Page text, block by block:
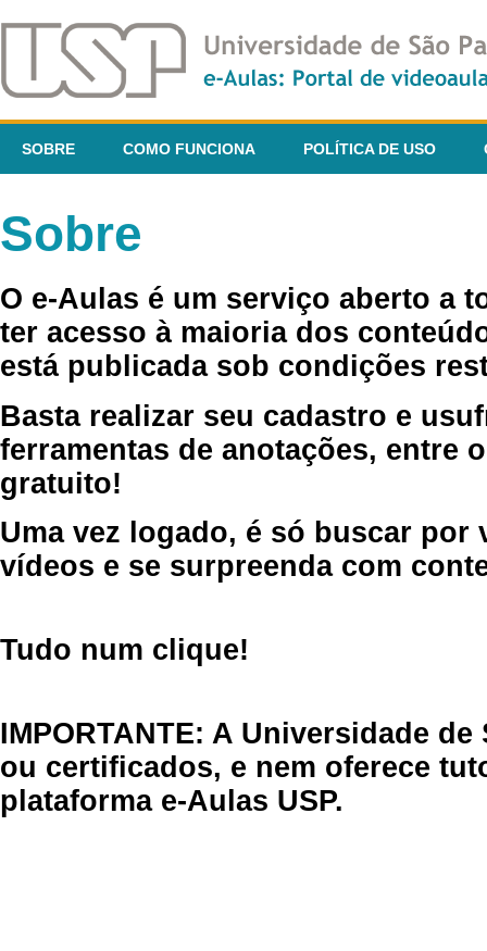
SOBRE COMO FUNCIONA POLÍTICA DE USO
Sobre
O e-Aulas é um serviço aberto a
ter acesso à maioria dos
está publicada sob condições
Basta realizar seu cadastro e
ferramentas de anotações, entre
gratuito!
Uma vez logado, é só buscar por
vídeos e se surpreenda com
Tudo num clique!
IMPORTANTE: A Universidade
ou certificados, e nem oferece
plataforma e-Aulas USP.